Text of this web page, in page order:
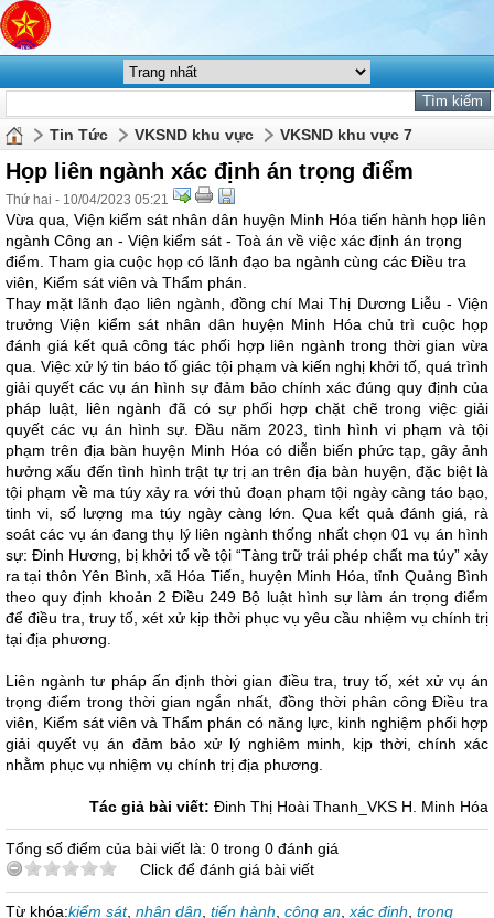
Tin Tức VKSND khu vực VKSND khu vực 7
Họp liên ngành xác định án trọng điểm
Thứ hai - 10/04/2023 05:21
Vừa qua, Viện kiểm sát nhân dân huyện Minh Hóa tiến hành họp liên
ngành Công an - Viện kiểm sát - Toà án về việc xác định án trọng
điểm. Tham gia cuộc họp có lãnh đạo ba ngành cùng các Điều tra
viên, Kiểm sát viên và Thẩm phán.
Thay mặt lãnh đạo liên ngành, đồng chí Mai Thị Dương Liễu - Viện
trưởng Viện kiểm sát nhân dân huyện Minh Hóa chủ trì cuộc họp
đánh giá kết quả công tác phối hợp liên ngành trong thời gian vừa
qua. Việc xử lý tin báo tố giác tội phạm và kiến nghị khởi tố, quá trình
giải quyết các vụ án hình sự đảm bảo chính xác đúng quy định của
pháp luật, liên ngành đã có sự phối hợp chặt chẽ trong việc giải
quyết các vụ án hình sự. Đầu năm 2023, tình hình vi phạm và tội
phạm trên địa bàn huyện Minh Hóa có diễn biến phức tạp, gây ảnh
hưởng xấu đến tình hình trật tự trị an trên địa bàn huyện, đặc biệt là
tội phạm về ma túy xảy ra với thủ đoạn phạm tội ngày càng táo bạo,
tinh vi, số lượng ma túy ngày càng lớn. Qua kết quả đánh giá, rà
soát các vụ án đang thụ lý liên ngành thống nhất chọn 01 vụ án hình
sự: Đinh Hương, bị khởi tố về tội “Tàng trữ trái phép chất ma túy” xảy
ra tại thôn Yên Bình, xã Hóa Tiến, huyện Minh Hóa, tỉnh Quảng Bình
theo quy định khoản 2 Điều 249 Bộ luật hình sự làm án trọng điểm
để điều tra, truy tố, xét xử kịp thời phục vụ yêu cầu nhiệm vụ chính trị
tại địa phương.
Liên ngành tư pháp ấn định thời gian điều tra, truy tố, xét xử vụ án
trọng điểm trong thời gian ngắn nhất, đồng thời phân công Điều tra
viên, Kiểm sát viên và Thẩm phán có năng lực, kinh nghiệm phối hợp
giải quyết vụ án đảm bảo xử lý nghiêm minh, kịp thời, chính xác
nhằm phục vụ nhiệm vụ chính trị địa phương.
Tác giả bài viết: Đinh Thị Hoài Thanh_VKS H. Minh Hóa
Tổng số điểm của bài viết là: 0 trong 0 đánh giá
Click để đánh giá bài viết
Từ khóa:kiểm sát, nhân dân tiến hành công an xác định trọng